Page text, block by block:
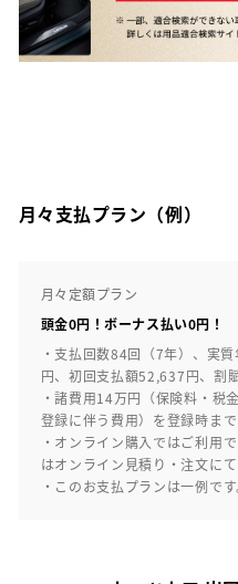
月々支払プラン（例）
月々定額プラン
頭金0円！ボーナス払い0円！
・支払回数84回（7年）、実
円、初回支払額52,637円、割
・諸費用14万円（保険料・税
登録に伴う費用）を登録時ま
・オンライン購入ではご利用
はオンライン見積り・注文にて
・このお支払プランは一例で